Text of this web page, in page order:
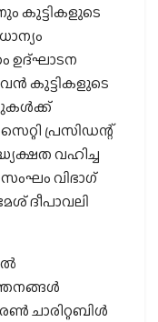
കുട്ടികളുടെ
ഉദ്ഘാടന
കുട്ടികളുടെ
പ്രസിഡന്റ്
വഹിച്ച
വിഭാഗ്
ദീപാവലി
ചാരിറ്റബിൾ